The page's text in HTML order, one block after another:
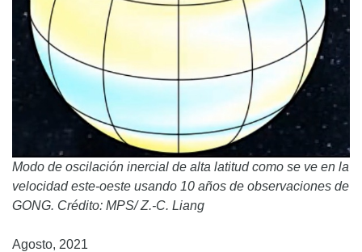
Modo de oscilación inercial de alta latitud como se ve en la
velocidad este-oeste usando 10 años de observaciones de
GONG. Crédito: MPS/ Z.-C. Liang
Agosto, 2021